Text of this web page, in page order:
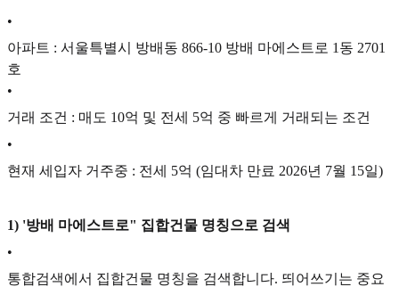
•
아파트 : 서울특별시 방배동 866-10 방배 마에스트로 1동 2701
호
•
거래 조건 : 매도 10억 및 전세 5억 중 빠르게 거래되는 조건
•
현재 세입자 거주중 : 전세 5억 (임대차 만료 2026년 7월 15일)
1) '방배 마에스트로" 집합건물 명칭으로 검색
•
통합검색에서 집합건물 명칭을 검색합니다. 띄어쓰기는 중요